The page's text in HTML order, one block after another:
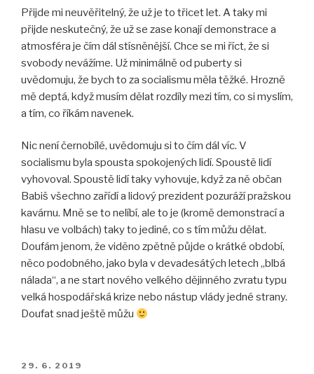
Přijde mi neuvěřitelný, že už je to třicet let. A taky mi
přijde neskutečný, že už se zase konají demonstrace a
atmosféra je čím dál stísněnější. Chce se mi říct, že si
svobody nevážíme. Už minimálně od puberty si
uvědomuju, že bych to za socialismu měla těžké. Hrozně
mě deptá, když musím dělat rozdíly mezi tím, co si myslím,
a tím, co říkám navenek.
Nic není černobílé, uvědomuju si to čím dál víc. V
socialismu byla spousta spokojených lidí. Spoustě lidí
vyhovoval. Spoustě lidí taky vyhovuje, když za ně občan
Babiš všechno zařídí a lidový prezident pozuráží pražskou
kavárnu. Mně se to nelíbí, ale to je (kromě demonstrací a
hlasu ve volbách) taky to jediné, co s tím můžu dělat.
Doufám jenom, že viděno zpětně půjde o krátké období,
něco podobného, jako byla v devadesátých letech „blbá
nálada“, a ne start nového velkého dějinného zvratu typu
velká hospodářská krize nebo nástup vlády jedné strany.
Doufat snad ještě můžu
PUBLIKOVÁNO
29. 6. 2019